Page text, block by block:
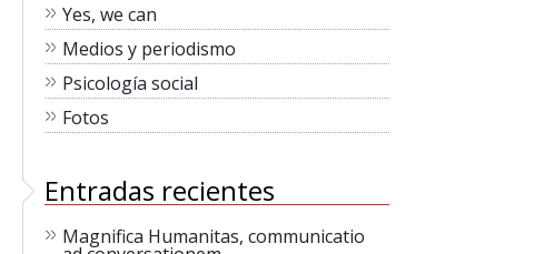
Yes, we can
Medios y periodismo
Psicología social
Fotos
Entradas recientes
Magnifica Humanitas, communicatio